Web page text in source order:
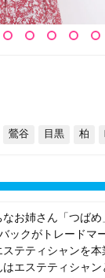
鶯谷 目黒 柏
お姉さん「つば
ックがトレードマ
テティシャンを
エステティシャ